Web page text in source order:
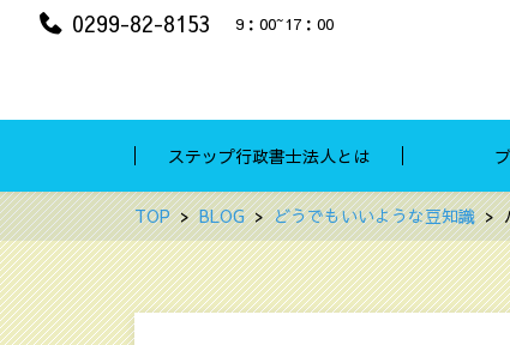
0299-82-8153 9：00~17：00
ステップ行政書士法人とは
TOP BLOG どうでもいいような豆知識